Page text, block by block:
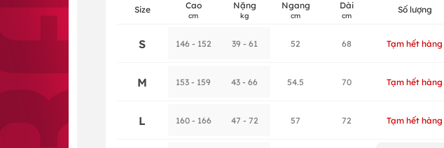
Size Cao
cm
Nặng
kg
Ngang
cm
Dài
cm Số lượng
S 146 - 152 39 - 61 52 68 Tạm hết hàng
M 153 - 159 43 - 66 54.5 70 Tạm hết hàng
L 160 - 166 47 - 72 57 72 Tạm hết hàng